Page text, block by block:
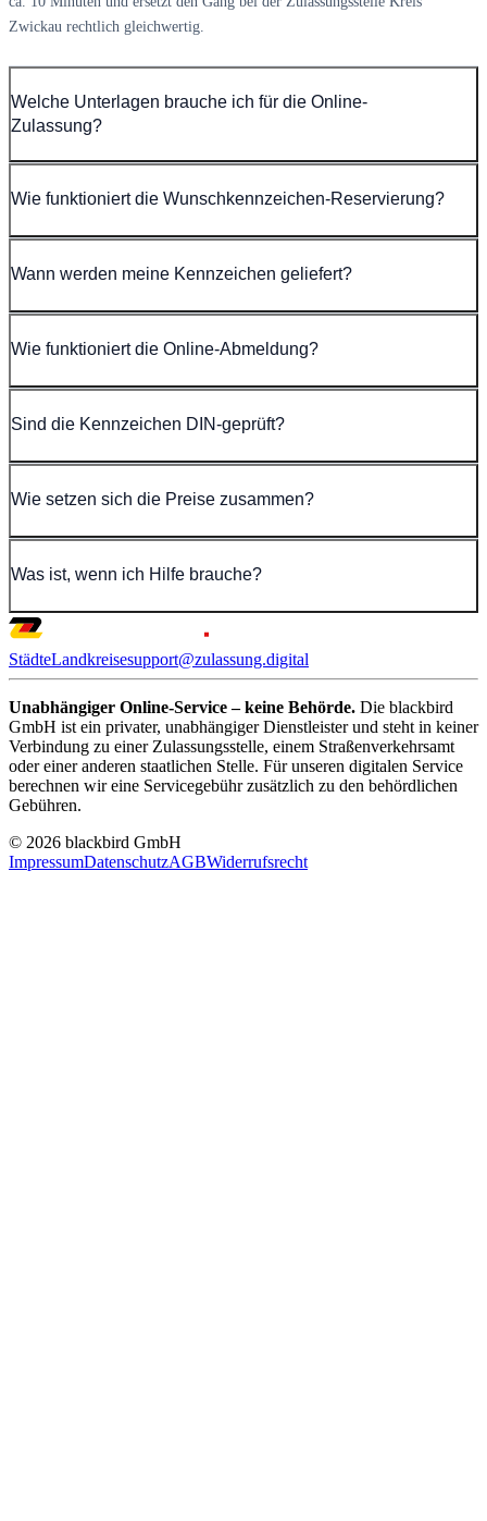
Zwickau rechtlich gleichwertig.
Welche Unterlagen brauche ich für die Online-
Zulassung?
Wie funktioniert die Wunschkennzeichen-Reservierung?
Wann werden meine Kennzeichen geliefert?
Wie funktioniert die Online-Abmeldung?
Sind die Kennzeichen DIN-geprüft?
Wie setzen sich die Preise zusammen?
Was ist, wenn ich Hilfe brauche?
StädteLandkreisesupport@zulassung.digital
Unabhängiger Online-Service – keine Behörde. Die blackbird
GmbH ist ein privater, unabhängiger Dienstleister und steht in keiner
Verbindung zu einer Zulassungsstelle, einem Straßenverkehrsamt
oder einer anderen staatlichen Stelle. Für unseren digitalen Service
berechnen wir eine Servicegebühr zusätzlich zu den behördlichen
Gebühren.
© 2026 blackbird GmbH
ImpressumDatenschutzAGBWiderrufsrecht